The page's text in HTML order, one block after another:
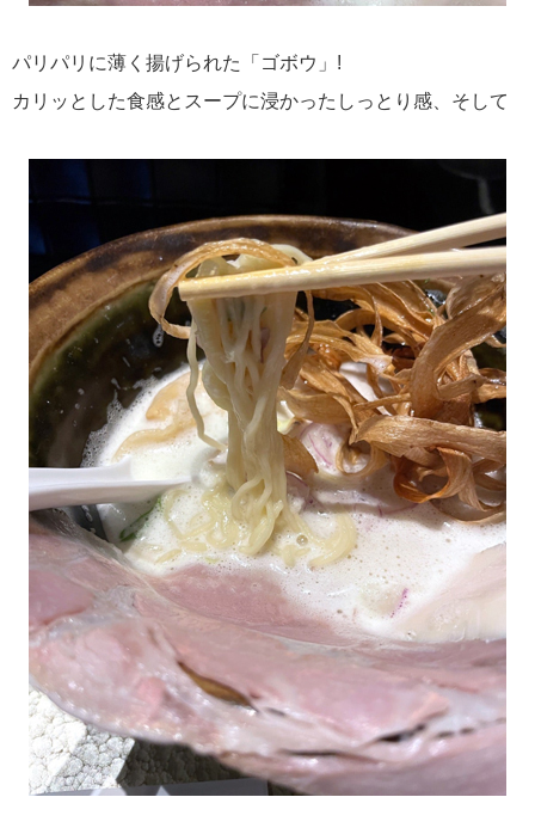
パリパリに薄く揚げられた「ゴボウ」!
カリッとした食感とスープに浸かったしっとり感、そして